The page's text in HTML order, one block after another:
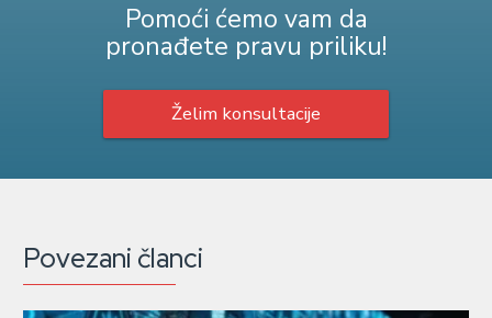
Pomoći ćemo vam da
pronađete pravu priliku!
Želim konsultacije
Povezani članci